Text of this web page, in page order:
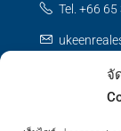
จั
Tel. +66